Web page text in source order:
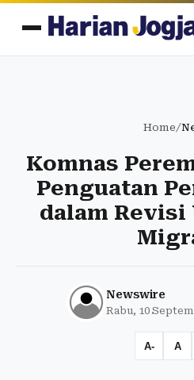
Home/
Komnas
Penguatan
dalam Revisi
Newswire
Rabu, 10
A- A